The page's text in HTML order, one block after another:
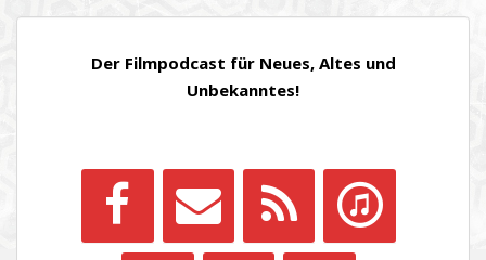
Der Filmpodcast für Neues, Altes und
Unbekanntes!